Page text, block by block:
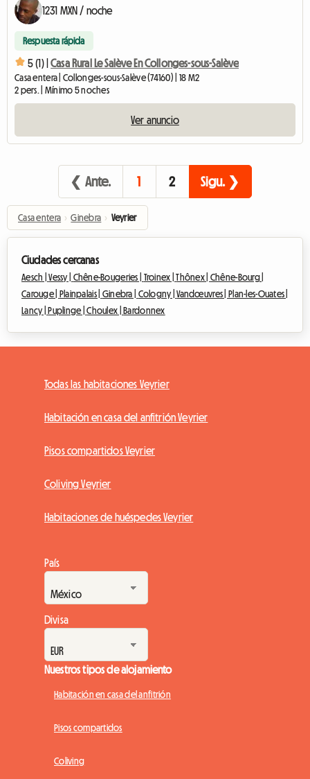
1231 MXN / noche
Respuesta rápida
5 (1) | Casa Rural Le Salève En Collonges-sous-Salève
Casa entera | Collonges-sous-Salève (74160) | 18 M2
2 pers. | Mínimo 5 noches
Ver anuncio
❮ Ante. 1 2 Sigu. ❯
Casa entera › Ginebra › Veyrier
Ciudades cercanas
Aesch |Vessy | Chêne-Bougeries | Troinex |Thônex | Chêne-Bourg |
Carouge |
Plainpalais | Ginebra | Cologny |Vandœuvres |
Plan-les-Ouates |
Lancy |
Puplinge |Choulex | Bardonnex
Todas las habitaciones Veyrier
Habitación en casa del anfitrión Veyrier
Pisos compartidos Veyrier
Coliving Veyrier
Habitaciones de huéspedes Veyrier
País
Divisa
Nuestros tipos de alojamiento
Habitación en casa del anfitrión
Pisos compartidos
Coliving